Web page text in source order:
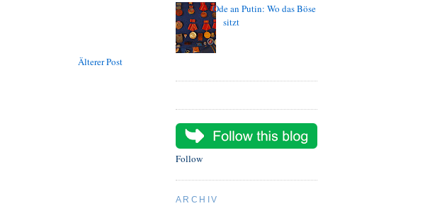
Älterer Post
Ode an Putin: Wo das Böse
sitzt
Follow
ARCHIV